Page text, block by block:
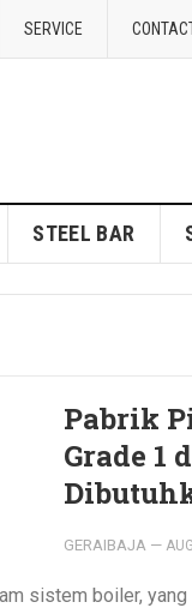
SERVICE
STEEL BAR
Pabrik
Grade 1
GERAIBAJA —
sistem boiler,